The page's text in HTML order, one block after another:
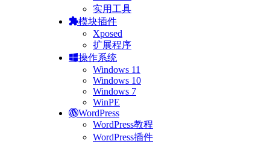
实用工具
模块插件
Xposed
扩展程序
操作系统
Windows 11
Windows 10
Windows 7
WinPE
WordPress
WordPress教程
WordPress插件